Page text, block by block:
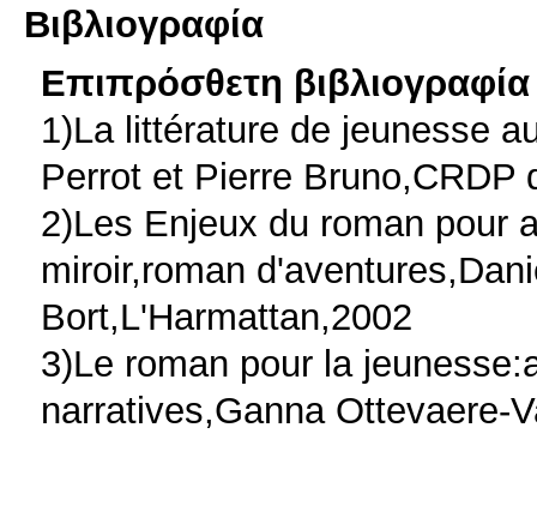
Βιβλιογραφία
Επιπρόσθετη βιβλιογραφία
1)La littérature de jeunesse
Perrot et Pierre Bruno,CRDP
2)Les Enjeux du roman pour
miroir,roman
Bort,L'Harmattan,2002
3)Le roman pour la
narratives,Ganna Ottevaere-